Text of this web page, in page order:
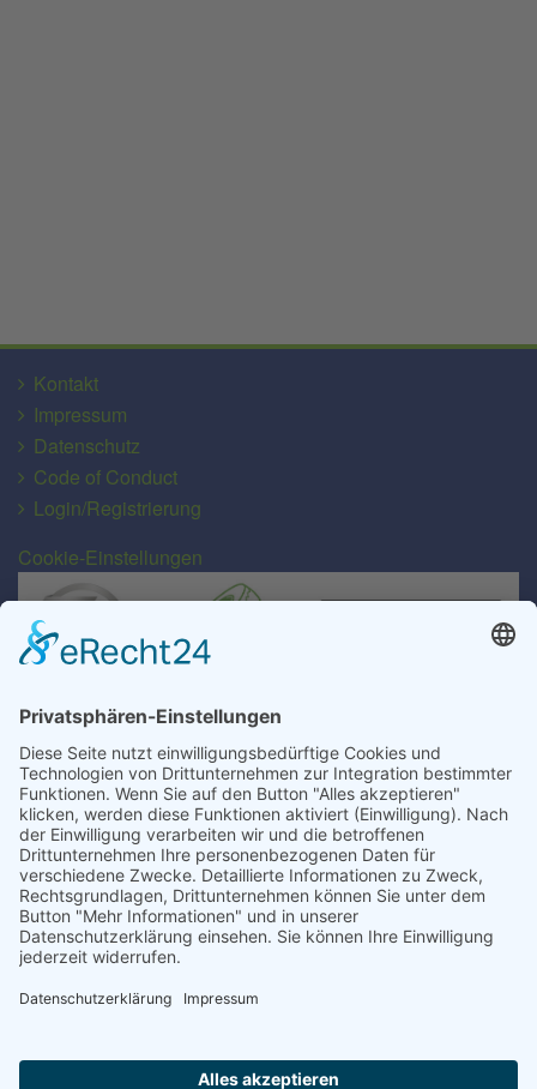
Kontakt
Impressum
Datenschutz
Code of Conduct
Login/Registrierung
Cookie-Einstellungen
Transport für alle Abfall- und Schüttgutarten
EU-Lizenz-Nr.: D/Sn-063-ZWL
MRH Mülsen GmbH
Gewerbegebiet Gartenstraße 49/50
D-08132 Mülsen/OT St. Jacob
MRH Mülsen GmbH
In der Muna 8
D-15749 Mittenwalde/OT Töpchin
Kontakt
+49 37601 318-0
info@mrh-muelsen.de